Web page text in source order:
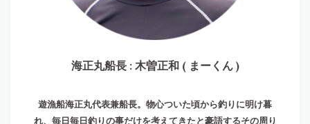
海正丸船長 : 木曽正和 ( まーくん )
遊漁船海正丸代表兼船長。物心ついた頃から釣りに明け暮
れ、毎日毎日釣りの事だけを考えてきたと豪語するその周り